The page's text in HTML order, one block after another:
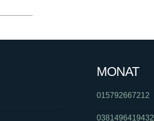
MONAT
015792667212
0381496419432